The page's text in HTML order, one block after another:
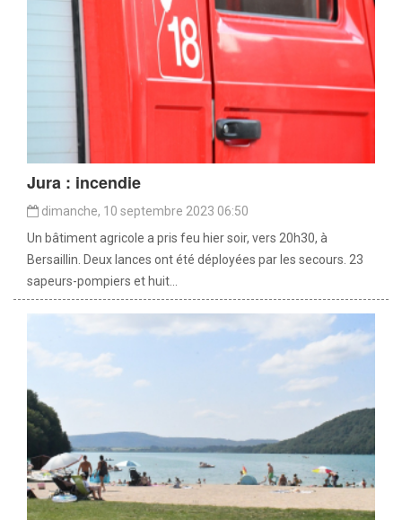
Jura : incendie
dimanche, 10 septembre 2023 06:50
Un bâtiment agricole a pris feu hier soir, vers 20h30, à
Bersaillin. Deux lances ont été déployées par les secours. 23
sapeurs-pompiers et huit...